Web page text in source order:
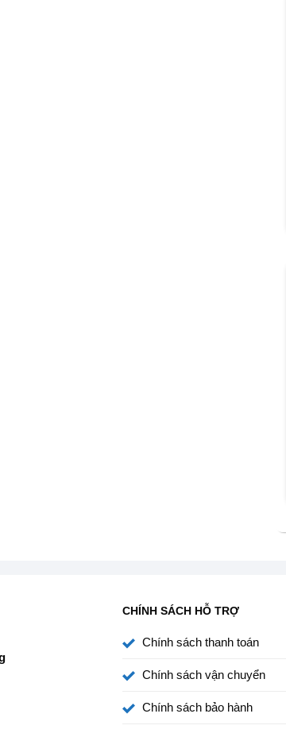
CHÍNH SÁCH HỖ TRỢ
Chính sách thanh toán
Chính sách vận chuyển
Chính sách bảo hành